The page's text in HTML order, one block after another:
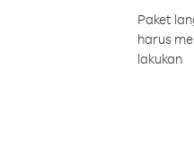
Paket
harus
lakukan